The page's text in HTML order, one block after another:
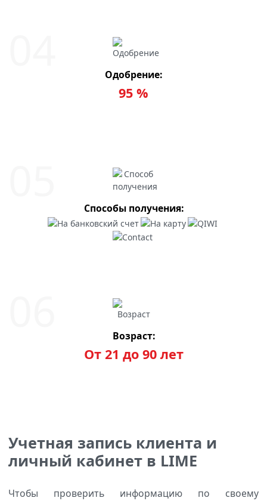
Одобрение:
95 %
Способы получения:
Возраст:
От 21 до 90 лет
Учетная запись клиента и
личный кабинет в LIME
Чтобы проверить информацию по своему